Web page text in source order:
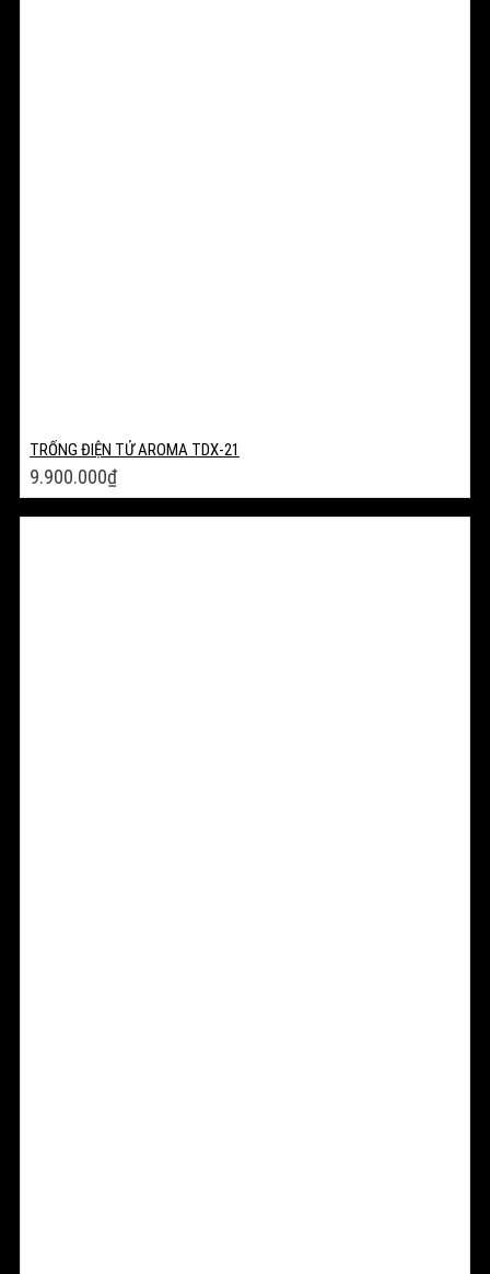
TRỐNG ĐIỆN TỬ AROMA TDX-21
9.900.000₫